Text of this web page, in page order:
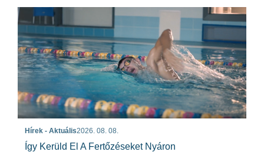
Hírek - Aktuális2026. 08. 08.
Így Kerüld El A Fertőzéseket Nyáron